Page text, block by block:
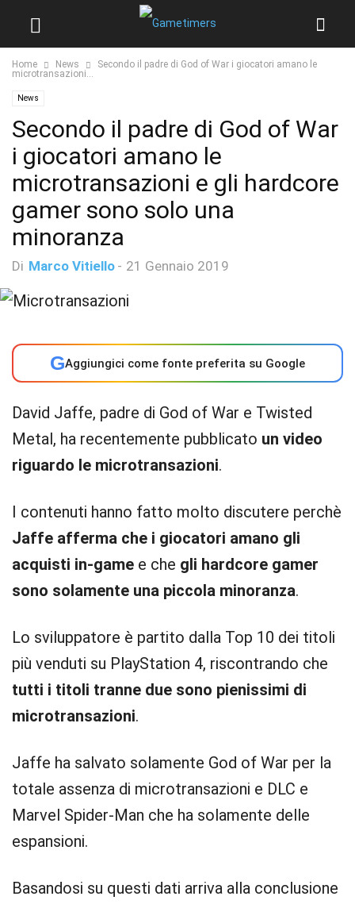
Home News
Secondo il padre di God of War i giocatori amano le
microtransazioni...
News
Secondo il padre di God of War
i giocatori amano le
microtransazioni e gli hardcore
gamer sono solo una
minoranza
Di Marco Vitiello - 21 Gennaio 2019
GAggiungici come fonte preferita su Google
David Jaffe, padre di God of War e Twisted
Metal, ha recentemente pubblicato un video
riguardo le microtransazioni.
I contenuti hanno fatto molto discutere perchè
Jaffe afferma che i giocatori amano gli
acquisti in-game e che gli hardcore gamer
sono solamente una piccola minoranza.
Lo sviluppatore è partito dalla Top 10 dei titoli
più venduti su PlayStation 4, riscontrando che
tutti i titoli tranne due sono pienissimi di
microtransazioni.
Jaffe ha salvato solamente God of War per la
totale assenza di microtransazioni e DLC e
Marvel Spider-Man che ha solamente delle
espansioni.
Basandosi su questi dati arriva alla conclusione